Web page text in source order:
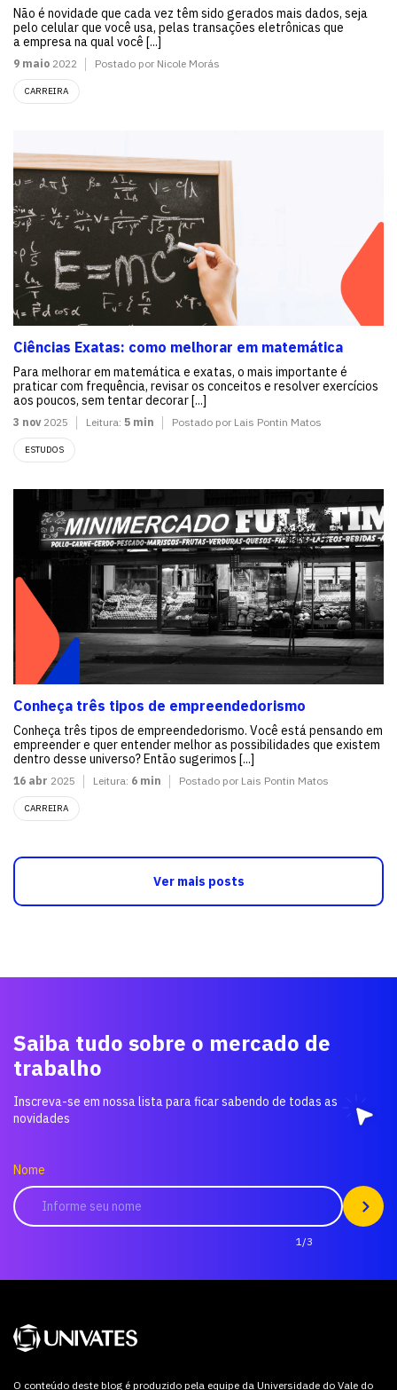
Não é novidade que cada vez têm sido gerados mais dados, seja
pelo celular que você usa, pelas transações eletrônicas que
a empresa na qual você [...]
9 maio 2022 Postado por Nicole Morás
CARREIRA
Ciências Exatas: como melhorar em matemática
Para melhorar em matemática e exatas, o mais importante é
praticar com frequência, revisar os conceitos e resolver exercícios
aos poucos, sem tentar decorar [...]
3 nov2025 Leitura: 5 min Postado por Lais Pontin Matos
ESTUDOS
Conheça três tipos de empreendedorismo
Conheça três tipos de empreendedorismo. Você está pensando em
empreender e quer entender melhor as possibilidades que existem
dentro desse universo? Então sugerimos [...]
16 abr 2025 Leitura: 6 min Postado por Lais Pontin Matos
CARREIRA
Ver mais posts
Saiba tudo sobre o mercado de
trabalho
Inscreva-se em nossa lista para ficar sabendo de todas as
novidades
Nome
1/3
O conteúdo deste blog é produzido pela equipe da Universidade do Vale do